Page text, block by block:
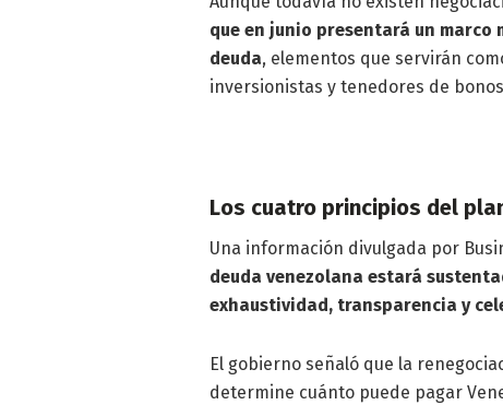
que en junio presentará un
deuda, elementos que servirán
inversionistas y tenedores de
Los cuatro principios del
Una información divulgada por
deuda venezolana estará
exhaustividad, transparencia y
El gobierno señaló que la
determine cuánto puede pagar